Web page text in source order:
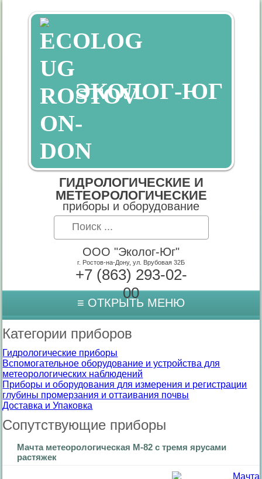
ЭКОЛОГ-ЮГ
ГИДРОЛОГИЧЕСКИЕ И
МЕТЕОРОЛОГИЧЕСКИЕ
приборы и оборудование
ООО "Эколог-Юг"
г. Ростов-на-Дону, ул. Врубовая 32Б
+7 (863) 293-02-
00
Категории приборов
Гидрологические приборы
Вспомогательное оборудование и устройства для
метеорологических наблюдений
Приборы и оборудования для измерения и регистрации
глубины промерзания и оттаивания почвы
Доставка и Упаковка
Сопутствующие приборы
Мачта метеорологическая М-82 с тремя ярусами
растяжек